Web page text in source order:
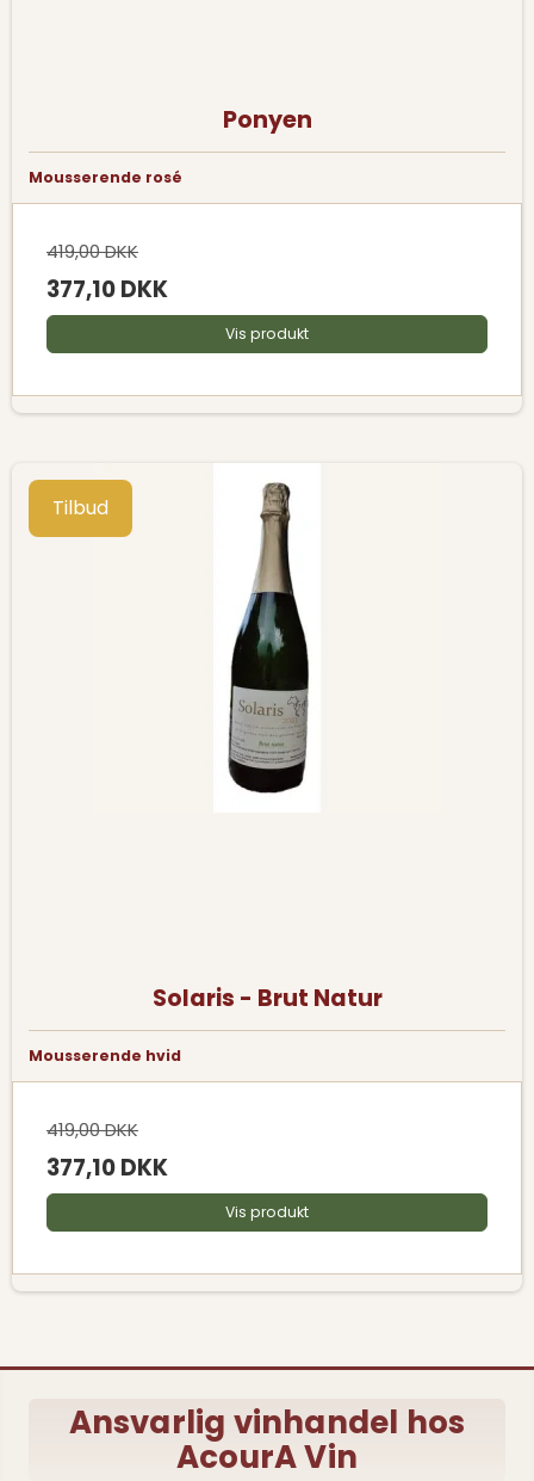
Ponyen
Mousserende rosé
419,00 DKK
377,10 DKK
Vis produkt
Tilbud
Solaris - Brut Natur
Mousserende hvid
419,00 DKK
377,10 DKK
Vis produkt
Ansvarlig vinhandel hos
AcourA Vin